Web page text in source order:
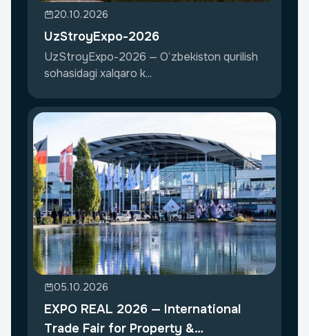
20.10.2026
UzStroyExpo-2026
UzStroyExpo-2026 — O‘zbekiston qurilish
sohasidagi xalqaro k...
05.10.2026
EXPO REAL 2026 — International
Trade Fair for Property &